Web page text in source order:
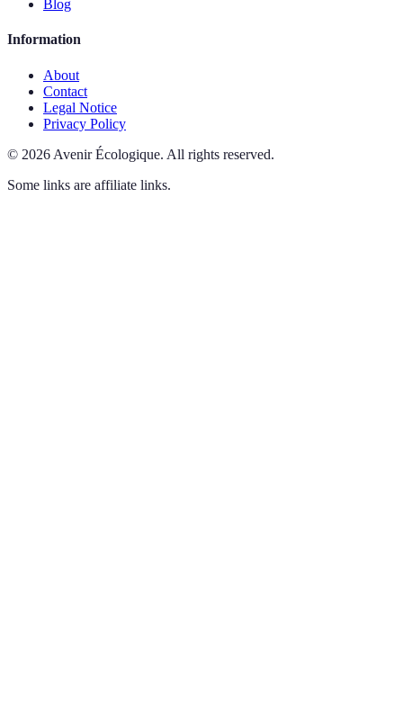
Blog
Information
About
Contact
Legal Notice
Privacy Policy
© 2026 Avenir Écologique. All rights reserved.
Some links are affiliate links.